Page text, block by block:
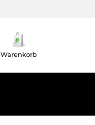
Warenkorb